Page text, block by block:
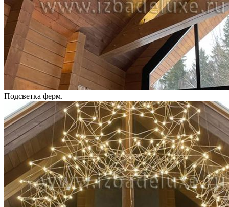
Подсветка ферм.